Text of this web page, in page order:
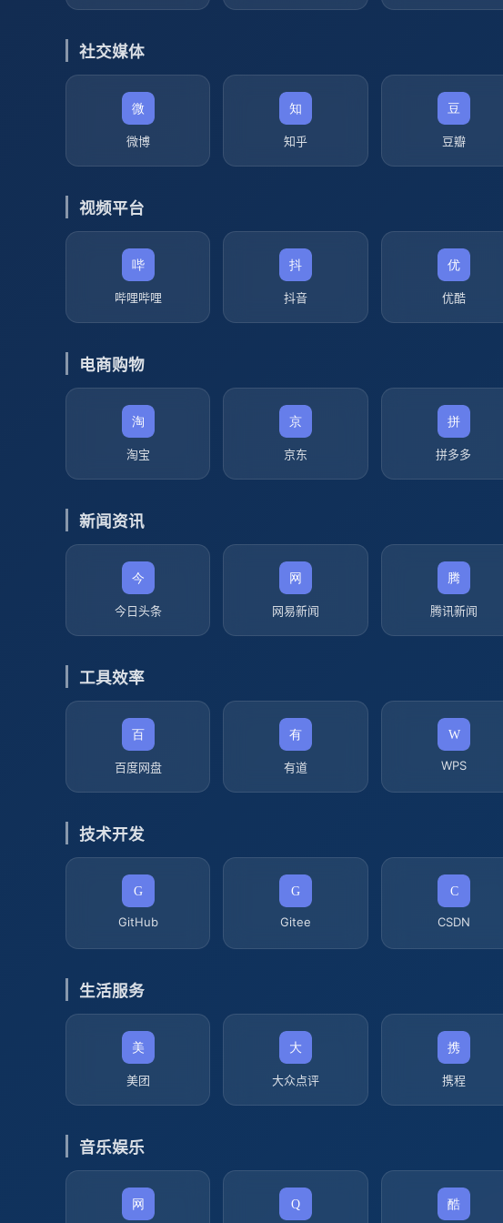
社交媒体
微博 知乎 豆瓣
视频平台
哔哩哔哩 抖音 优酷
电商购物
淘宝 京东 拼多多
新闻资讯
今日头条 网易新闻 腾讯新闻
工具效率
百度网盘 有道 WPS
技术开发
GitHub Gitee CSDN
生活服务
美团 大众点评 携程
音乐娱乐